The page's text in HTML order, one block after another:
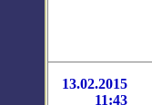
13.02.2015
11:43